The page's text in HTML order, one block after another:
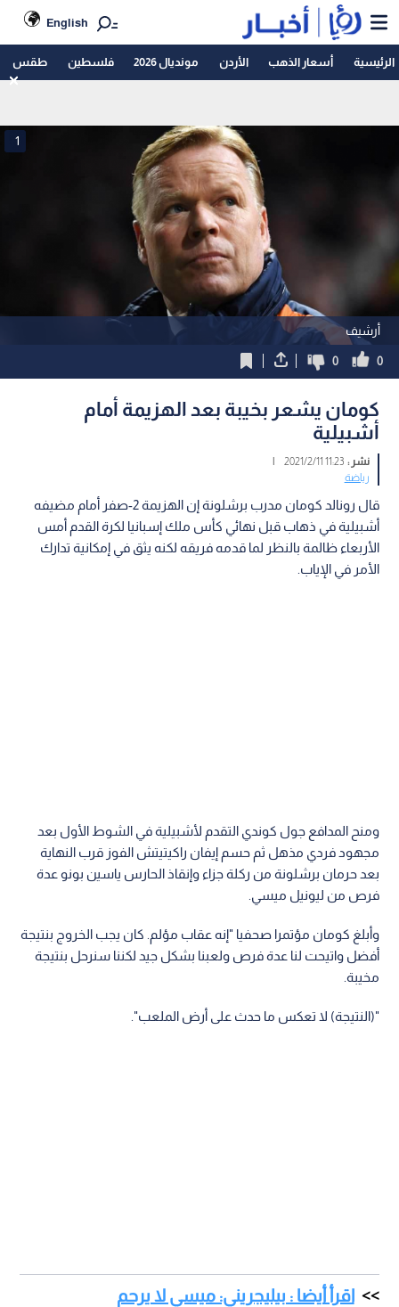
English
الرئيسية أسعار الذهب الأردن مونديال 2026 فلسطين طقس
أرشيف
1
0
0
كومان يشعر بخيبة بعد الهزيمة أمام
أشبيلية
نشر :11:23 2021/2/11
|
رياضة
قال رونالد كومان مدرب برشلونة إن الهزيمة 2-صفر أمام مضيفه
أشبيلية في ذهاب قبل نهائي كأس ملك إسبانيا لكرة القدم أمس
الأربعاء ظالمة بالنظر لما قدمه فريقه لكنه يثق في إمكانية تدارك
الأمر في الإياب.
ومنح المدافع جول كوندي التقدم لأشبيلية في الشوط الأول بعد
مجهود فردي مذهل ثم حسم إيفان راكيتيتش الفوز قرب النهاية
بعد حرمان برشلونة من ركلة جزاء وإنقاذ الحارس ياسين بونو عدة
فرص من ليونيل ميسي.
وأبلغ كومان مؤتمرا صحفيا "إنه عقاب مؤلم. كان يجب الخروج بنتيجة
أفضل واتيحت لنا عدة فرص ولعبنا بشكل جيد لكننا سنرحل بنتيجة
مخيبة.
"(النتيجة) لا تعكس ما حدث على أرض الملعب".
اقرأ أيضا : بيليجريني: ميسي لا يرحم